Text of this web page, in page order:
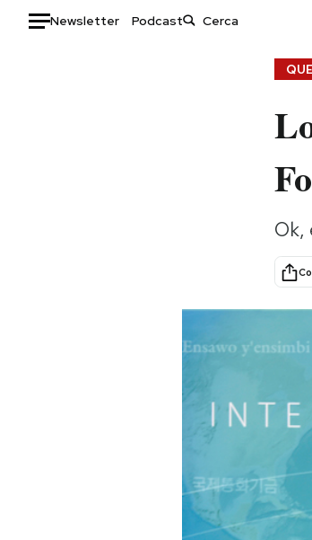
Newsletter Podcast
Storie/Idee
Ok Boomer!
Europa
Mondiali
Ok,